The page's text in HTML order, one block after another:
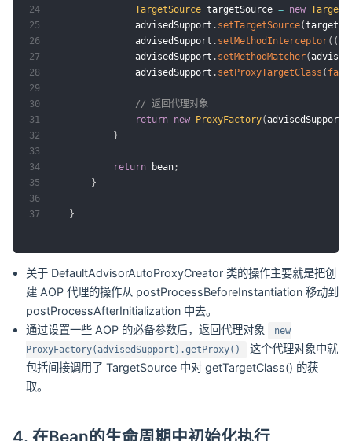
TargetSource targetSource = new
            advisedSupport
. setTargetSource(
            advisedSupport
. setMethodInterceptor( (
            advisedSupport
. setMethodMatcher(advisor
            advisedSupport
. setProxyTargetClass (
// 返回代理对象
return new ProxyFactory(advisedSupport
}
return bean;
}
}
24
25
26
27
28
29
30
31
32
33
34
35
36
37
关于 DefaultAdvisorAutoProxyCreator 类的操作主要就是把创
建 AOP 代理的操作从 postProcessBeforeInstantiation 移动到
postProcessAfterInitialization 中去。
通过设置一些 AOP 的必备参数后，返回代理对象
new
ProxyFactory(advisedSupport).getProxy()
这个代理对象中就
包括间接调用了 TargetSource 中对 getTargetClass() 的获
取。
4. 在Bean的生命周期中初始化执行